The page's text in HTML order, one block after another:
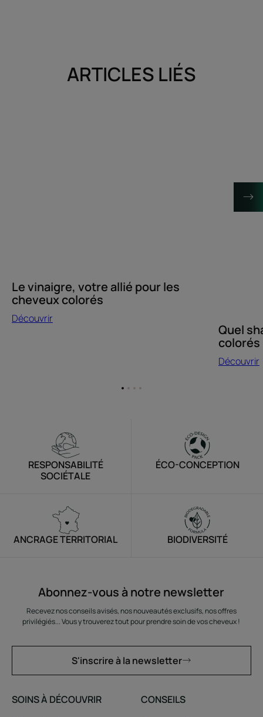
ARTICLES LIÉS
Le vinaigre, votre allié pour les
cheveux colorés
Découvrir
cheveux
colorés
Quel
colorés
Découvrir
Aller
AllerAllerAller
RESPONSABILITÉ
SOCIÉTALE
ÉCO-CONCEPTION
ANCRAGE TERRITORIAL BIODIVERSITÉ
Abonnez-vous à notre newsletter
Recevez nos conseils avisés, nos nouveautés exclusifs, nos offres
privilégiés... Vous y trouverez tout pour prendre soin de vos cheveux !
S'inscrire à la newsletter
SOINS À DÉCOUVRIR
CONSEILS